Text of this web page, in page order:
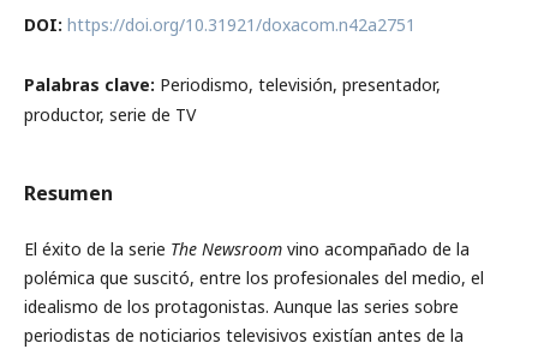
DOI: https://doi.org/10.31921/doxacom.n42a2751
Palabras clave: Periodismo, televisión, presentador,
productor, serie de TV
Resumen
El éxito de la serie The Newsroomvino acompañado de la
polémica que suscitó, entre los profesionales del medio, el
idealismo de los protagonistas. Aunque las series sobre
periodistas de noticiarios televisivos existían antes de la